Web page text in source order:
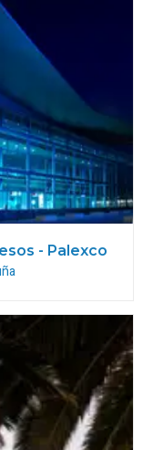
- Palexco